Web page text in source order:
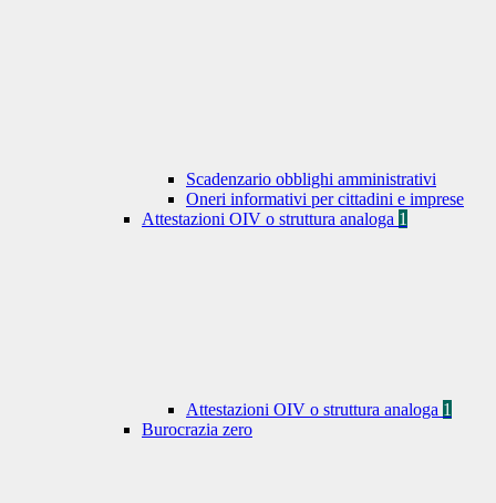
Scadenzario obblighi amministrativi
Oneri informativi per cittadini e imprese
Attestazioni OIV o struttura analoga 1
Attestazioni OIV o struttura analoga 1
Burocrazia zero